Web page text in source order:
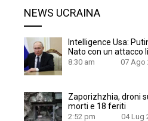
NEWS UCRAINA
Intelligence Usa:
Nato con un attacco
8:30 am 07 Ago
Zaporizhzhia, droni
morti e 18 feriti
2:52 pm 04 Lug